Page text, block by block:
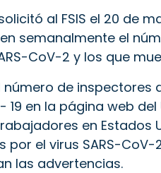
al FSIS el 20 de
semanalmente el
CoV-2 y los que
de inspectores
en la página web del
en
el virus SARS-
las advertencias.